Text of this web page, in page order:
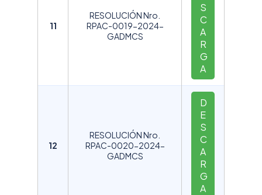
11
RESOLUCIÓN Nro.
RPAC-0019-2024-
GADMCS
S
C
A
R
G
A
12
RESOLUCIÓN Nro.
RPAC-0020-2024-
GADMCS
D
E
S
C
A
R
G
A